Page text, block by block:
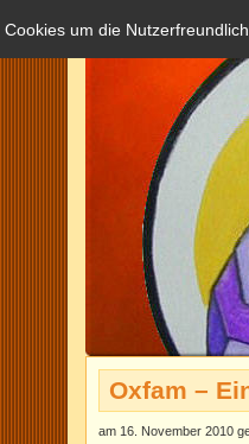
um die
Oxfam –
am 16. November 2010